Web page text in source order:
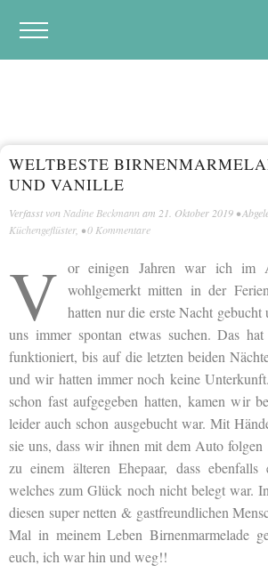
WELTBESTE
UND VANILLE
Verfasst von Nadine Beckmann am 21. Oktober 2019 •
Küchengeflüster, •0 Kommentare
V or einigen Jahren war ich im
wohlgemerkt mitten in der
hatten nur die erste Nacht
uns immer spontan etwas suchen. Das
funktioniert, bis auf die letzten beiden
und wir hatten immer noch keine
schon fast aufgegeben hatten, kamen wir
leider auch schon ausgebucht war. Mit
sie uns, dass wir ihnen mit dem Auto
zu einem älteren Ehepaar, dass
welches zum Glück noch nicht belegt war.
diesen super netten & gastfreundlichen
Mal in meinem Leben Birnenmarmelade
euch, ich war hin und weg!!